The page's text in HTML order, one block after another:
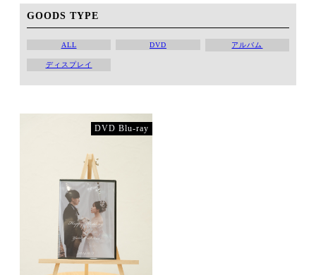
GOODS TYPE
ALL DVD アルバム
ディスプレイ
DVD Blu-ray